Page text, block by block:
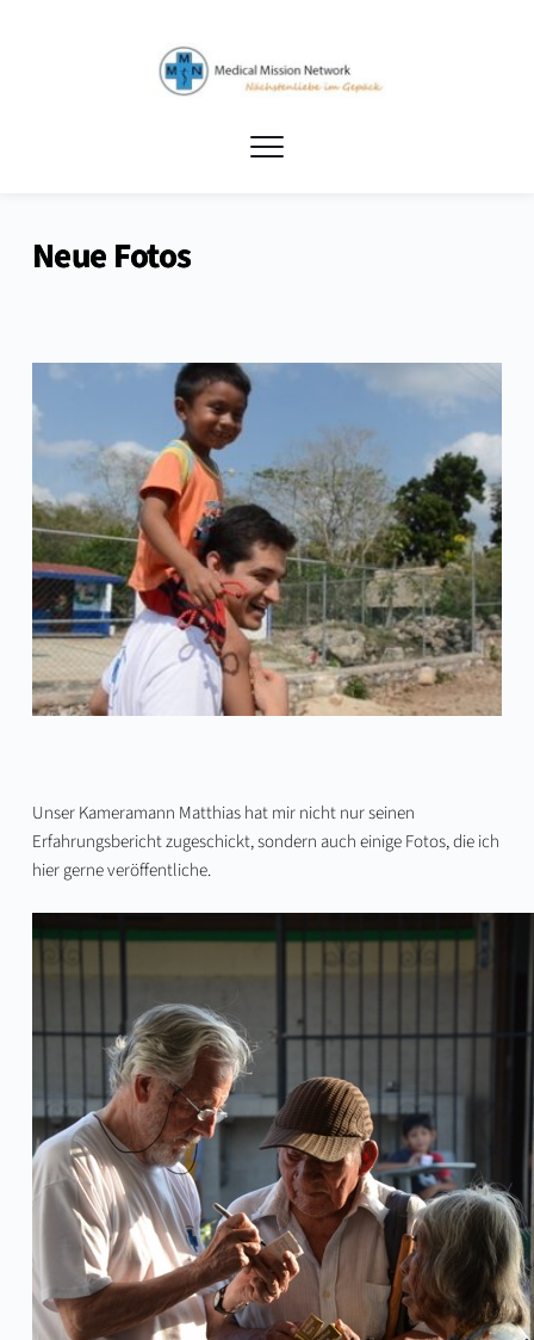
Neue Fotos
Unser Kameramann Matthias hat mir nicht nur seinen
Erfahrungsberichtzugeschickt, sondern auch einige Fotos, die ich
hier gerne veröffentliche.